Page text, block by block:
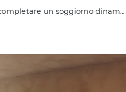
Se vuoi completare un soggiorno dinamico e operativo dalle linee moderne, ti offriamo la parete attrezzata Living LV719 Giessegi.